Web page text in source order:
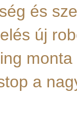
és
új
monta
a